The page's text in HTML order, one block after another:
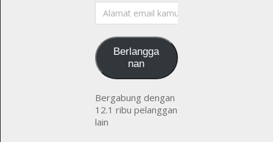
Alamat
email
Berlangga
nan
Bergabung dengan
12.1 ribu pelanggan
lain